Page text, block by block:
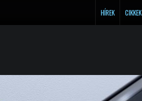
HÍREK CIKKEK